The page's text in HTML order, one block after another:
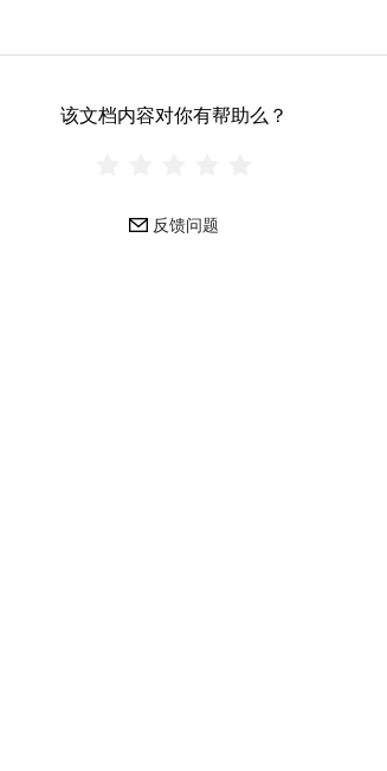
该文档内容对你有帮助么？
反馈问题